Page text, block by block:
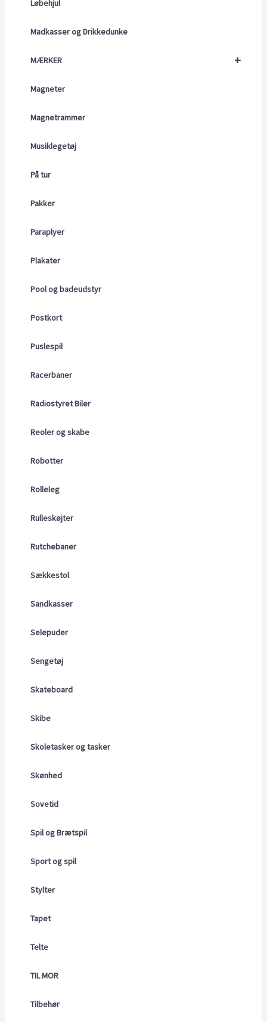
Løbehjul
Madkasser og Drikkedunke
+
MÆRKER
Magneter
Magnetrammer
Musiklegetøj
På tur
Pakker
Paraplyer
Plakater
Pool og badeudstyr
Postkort
Puslespil
Racerbaner
Radiostyret Biler
Reoler og skabe
Robotter
Rolleleg
Rulleskøjter
Rutchebaner
Sækkestol
Sandkasser
Selepuder
Sengetøj
Skateboard
Skibe
Skoletasker og tasker
Skønhed
Sovetid
Spil og Brætspil
Sport og spil
Stylter
Tapet
Telte
TIL MOR
Tilbehør